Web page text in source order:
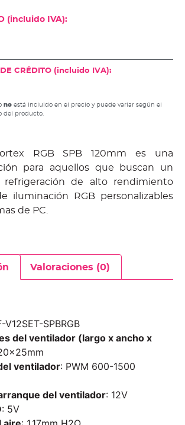
(incluido IVA):
CRÉDITO (incluido IVA):
no está incluido en el precio y puede variar según el
del producto.
RGB SPB 120mm es una
para aquellos que buscan un
refrigeración de alto rendimiento
iluminación RGB personalizables
de PC.
Valoraciones (0)
V12SET-SPBRGB
del ventilador (largo x ancho x
ventilador: PWM 600-1500
del ventilador: 12V
: 5V